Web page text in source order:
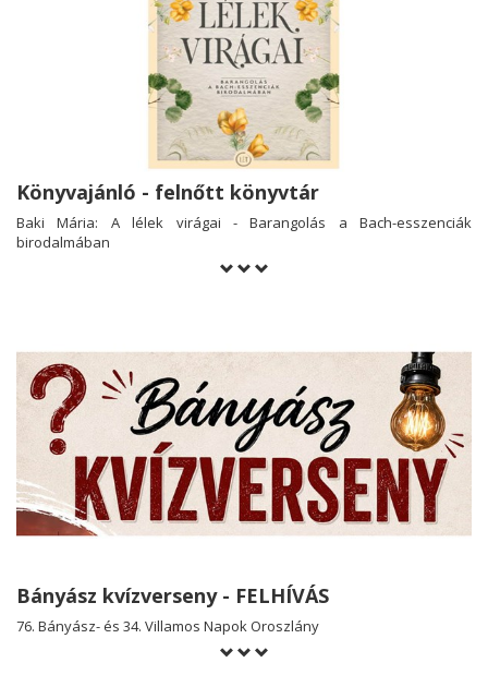
Könyvajánló - felnőtt könyvtár
Baki Mária: A lélek virágai - Barangolás a Bach-esszenciák
birodalmában
Bányász kvízverseny - FELHÍVÁS
76. Bányász- és 34. Villamos Napok Oroszlány